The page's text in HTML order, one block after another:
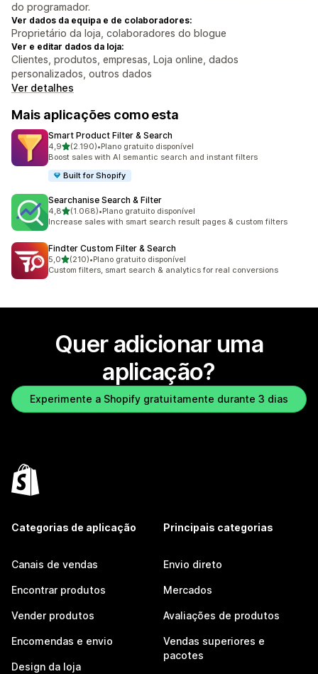
do programador.
Ver dados da equipa e de colaboradores:
Proprietário da loja, colaboradores do blogue
Ver e editar dados da loja:
Clientes, produtos, empresas, Loja online, dados
personalizados, outros dados
Ver detalhes
Mais aplicações como esta
Smart Product Filter & Search
4,9de 5 estrelas
(2.190)
2190 total de avaliações
•Plano gratuito disponível
Boost sales with AI semantic search and instant filters
Built for Shopify
Searchanise Search & Filter
4,8de 5 estrelas
(1.068)
1068 total de avaliações
•Plano gratuito disponível
Increase sales with smart search result pages & custom filters
Findter Custom Filter & Search
5,0de 5 estrelas
(210)
210 total de avaliações
•Plano gratuito disponível
Custom filters, smart search & analytics for real conversions
Quer adicionar uma
aplicação?
Experimente a Shopify gratuitamente durante 3 dias
Categorias de aplicação
Canais de vendas
Encontrar produtos
Vender produtos
Encomendas e envio
Design da loja
Principais categorias
Envio direto
Mercados
Avaliações de produtos
Vendas superiores e
pacotes